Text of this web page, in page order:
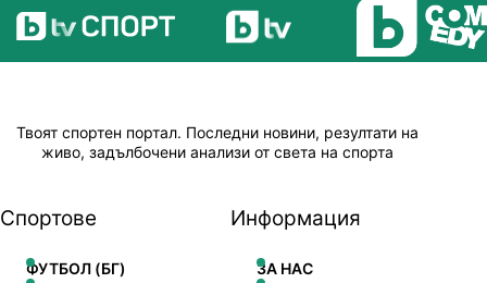
Твоят спортен портал. Последни новини, резултати на
живо, задълбочени анализи от света на спорта
Спортове
ФУТБОЛ (БГ)
Информация
ЗА НАС